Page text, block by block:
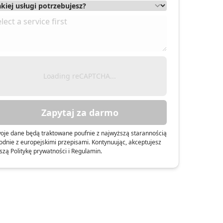
Loading reCAPTCHA...
Zapytaj za darmo
dane będą traktowane poufnie z najwyższą starannością
z europejskimi przepisami. Kontynuując, akceptujesz
Politykę prywatności i Regulamin.